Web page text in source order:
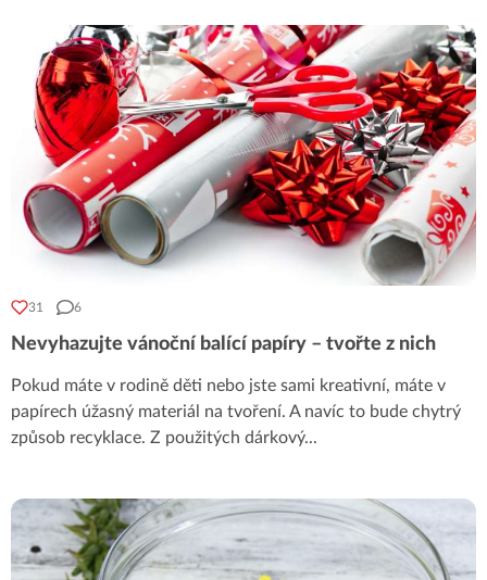
31 6
Nevyhazujte vánoční balící papíry – tvořte z nich
Pokud máte v rodině děti nebo jste sami kreativní, máte v
papírech úžasný materiál na tvoření. A navíc to bude chytrý
způsob recyklace. Z použitých dárkový...